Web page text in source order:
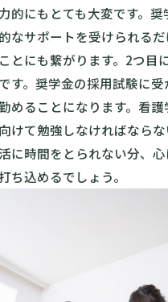
的にもとても大変です。
なサポートを受けられる
とにも繋がります。2つ目に
です。奨学金の採用試験に
めることになります。看護
けて勉強しなければなら
に時間をとられない分、
ち込めるでしょう。